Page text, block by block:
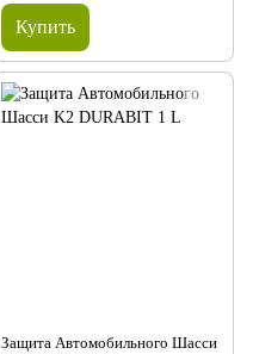
Купить
Защита Автомобильного Шасси